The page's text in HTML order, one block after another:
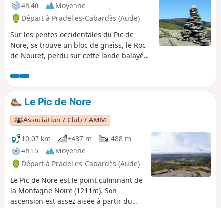
4h 40
Moyenne
Départ à Pradelles-Cabardès (Aude)
Sur les pentes occidentales du Pic de
Nore, se trouve un bloc de gneiss, le Roc
de Nouret, perdu sur cette lande balayée
partagent l'espace. Plus haut, le Bois de
Combe Escure qui domine le ravin
éponyme, frontière entre Aude et Tarn,
marque la limite du partage des eaux
entre Atlantique et Méditerranée. Retour
tranquille au village par la piste forestière
des Bayours.
Le Pic de Nore
Association / Club / AMM
10,07 km
+487 m
-488 m
4h 15
Moyenne
Départ à Pradelles-Cabardès (Aude)
Le Pic de Nore est le point culminant de
la Montagne Noire (1211m). Son
ascension est assez aisée à partir du